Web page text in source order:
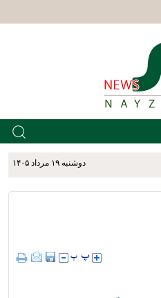
دوشنبه ۱۹ مرداد ۱۴۰۵